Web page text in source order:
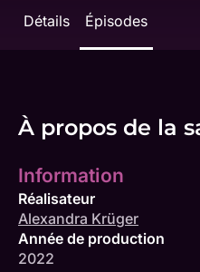
Détails Épisodes
À propos de la
Information
Réalisateur
Alexandra Krüger
Année de production
2022